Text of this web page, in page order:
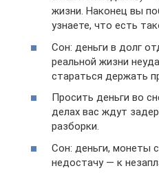
жизни. Наконец вы
узнаете, что есть
Сон: деньги в долг
реальной жизни
стараться держать
Просить деньги во
делах вас ждут
разборки.
Сон: деньги, монеты
недостачу — к